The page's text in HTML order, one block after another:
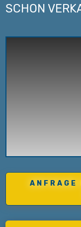
SCHON
ANFRAGE